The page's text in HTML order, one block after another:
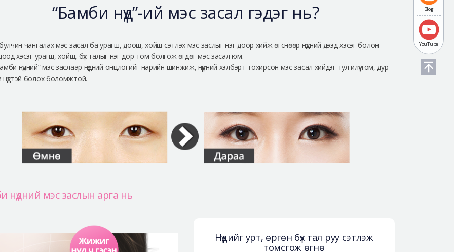
Blog
YouTube
“Бамби нүд”-ий мэс засал гэдэг нь?
чангалах мэс засал ба урагш, доош, хойш сэтлэх мэс заслыг нэг доор хийж өгснөөр нүдний дээд хэсэг болон
хэсэг урагш, хойш, бүх талыг нэг дор том болгож өгдөг мэс засал юм.
нүдний” мэс заслаар нүдний онцлогийг нарийн шинжиж, нүүрний хэлбэрт тохирсон мэс засал хийдэг тул илүү том, дур
нүдтэй болох боломжтой.
нүдний мэс заслын арга нь
Нүдийг урт, өргөн бүх тал руу сэтлэж
томсгож өгнө